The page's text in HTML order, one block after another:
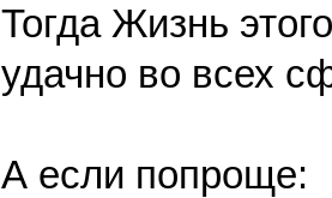
Тогда Жизнь
удачно во всех
А если попроще: